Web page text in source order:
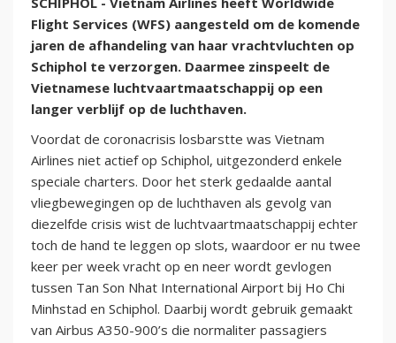
Flight Services (WFS) aangesteld om de komende
jaren de afhandeling van haar vrachtvluchten op
Schiphol te verzorgen. Daarmee zinspeelt de
Vietnamese luchtvaartmaatschappij op een
langer verblijf op de luchthaven.
Voordat de coronacrisis losbarstte was Vietnam
Airlines niet actief op Schiphol, uitgezonderd enkele
speciale charters. Door het sterk gedaalde aantal
vliegbewegingen op de luchthaven als gevolg van
diezelfde crisis wist de luchtvaartmaatschappij echter
toch de hand te leggen op slots, waardoor er nu twee
keer per week vracht op en neer wordt gevlogen
tussen Tan Son Nhat International Airport bij Ho Chi
Minhstad en Schiphol. Daarbij wordt gebruik gemaakt
van Airbus A350-900’s die normaliter passagiers